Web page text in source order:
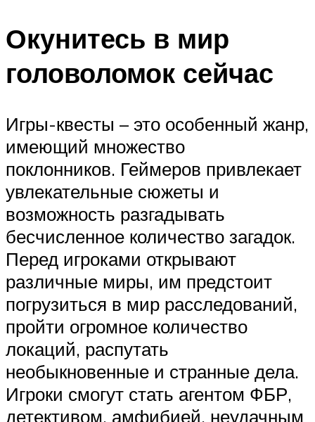
Окунитесь в мир
головоломок сейчас
Игры-квесты – это особенный жанр,
имеющий множество
поклонников. Геймеров привлекает
увлекательные сюжеты и
возможность разгадывать
бесчисленное количество загадок.
Перед игроками открывают
различные миры, им предстоит
погрузиться в мир расследований,
пройти огромное количество
локаций, распутать
необыкновенные и странные дела.
Игроки смогут стать агентом ФБР,
детективом, амфибией, неудачным